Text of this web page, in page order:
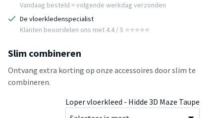
Vandaag besteld = volgende werkdag verzonden
De vloerkledenspecialist
Klanten beoordelen ons met 4.4 / 5 ⭐⭐⭐⭐⭐
Slim combineren
Ontvang extra korting op onze accessoires door slim te
combineren.
Loper vloerkleed - Hidde 3D Maze Taupe